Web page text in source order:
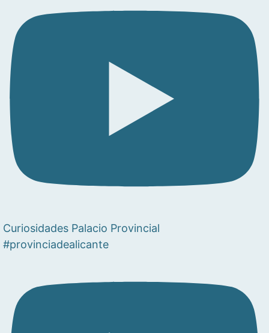
Curiosidades Palacio Provincial
#provinciadealicante